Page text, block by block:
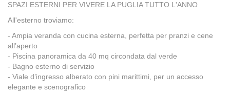
SPAZI ESTERNI PER VIVERE LA PUGLIA TUTTO L'ANNO
All'esterno troviamo:
- Ampia veranda con cucina esterna, perfetta per pranzi e cene
all’aperto
- Piscina panoramica da 40 mq circondata dal verde
- Bagno esterno di servizio
- Viale d’ingresso alberato con pini marittimi, per un accesso
elegante e scenografico